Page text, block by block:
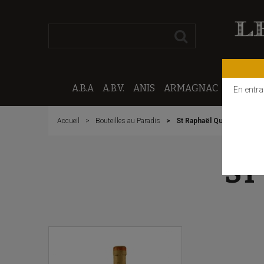
A.B.A A.B.V. ANIS ARMAGNAC
Accueil Bouteilles au Paradis St Raphaël Quinquina
En